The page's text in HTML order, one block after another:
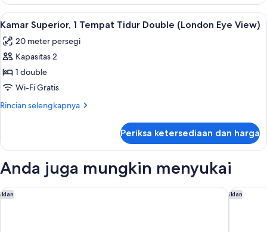
Eksekutif
(London
View)
Lihat
semua
foto
untuk
Kamar
Superior,
1
Double
(London
Eye
Kamar Superior, 1 Tempat Tidur
5
Kamar Superior, 1 Tempat Tidur Double (London Eye View)
20 meter persegi
Kapasitas 2
1 double
Wi-Fi Gratis
Rincian selengkapnya
Rincian
Kamar
1
Tidur
Double
Periksa ketersediaan dan harga
Anda juga mungkin menyukai
Iklan
The Berkeley, Maybourne Iklan
The